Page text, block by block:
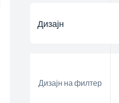
Дизајн
Дизајн на филтер